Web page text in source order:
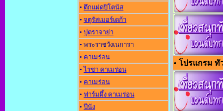
• ตึกแฝดปิโตนัส
• จตุรัสเมอร์เดก้า
• ปุตราจาย่า
• พระราชวังเนการา
• คาเมร่อน
•ไรชา คาเมร่อน
• คาเมร่อน
• ฟาร์มผึ้ง คาเมร่อน
• ปีนัง
• โปรแกรม ทั